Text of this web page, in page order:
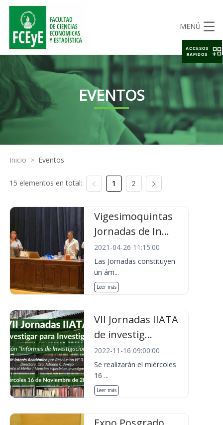
MENÚ
EVENTOS
Inicio > Eventos
15 elementos en total: 1 2
Vigesimoquintas
Jornadas de In...
2021-04-26 11:15:00
Las Jornadas constituyen
un ám...
Leer más
VII Jornadas IIATA
de investig...
2022-11-16 09:00:00
Se realizarán el miércoles
16 ...
Leer más
ACCESOS
RAPIDOS